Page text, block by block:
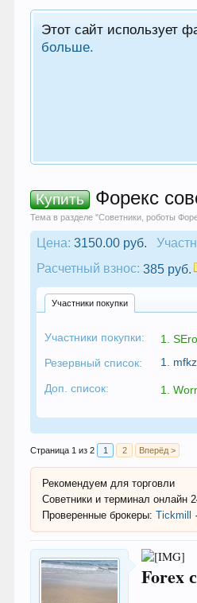
Этот сайт использует
больше.
Купить Форекс
Тема в разделе "Советники, роботы
Цена: 3150.00 руб.
Расчетный взнос: 385 руб.
Участники покупки
Участники покупки: 1.
Резервный список:
1.
Доп. список:
1.
Страница 1 из 2 1 2 Вперёд >
Рекомендуем для торговли
Советники и терминал онлайн
Проверенные брокеры: Tickmill ·
Forex